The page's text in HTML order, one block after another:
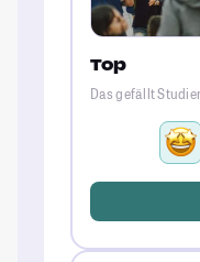
Top
Das gefällt